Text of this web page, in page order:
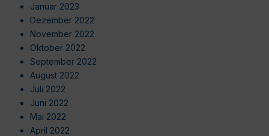
Januar 2023
Dezember 2022
November 2022
Oktober 2022
September 2022
August 2022
Juli 2022
Juni 2022
Mai 2022
April 2022